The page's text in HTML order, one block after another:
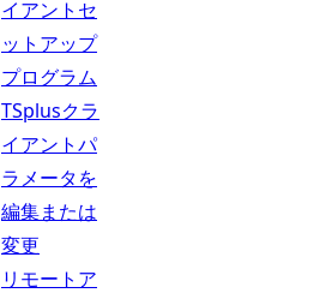
イアントセ
ットアップ
プログラム
TSplusクラ
イアントパ
ラメータを
編集または
変更
リモートア